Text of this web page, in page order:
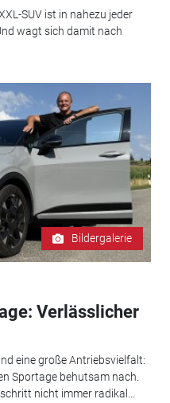
SUV ist in nahezu jeder
wagt sich damit nach
Bildergalerie
Verlässlicher
eine große Antriebsvielfalt:
Sportage behutsam nach.
nicht immer radikal...